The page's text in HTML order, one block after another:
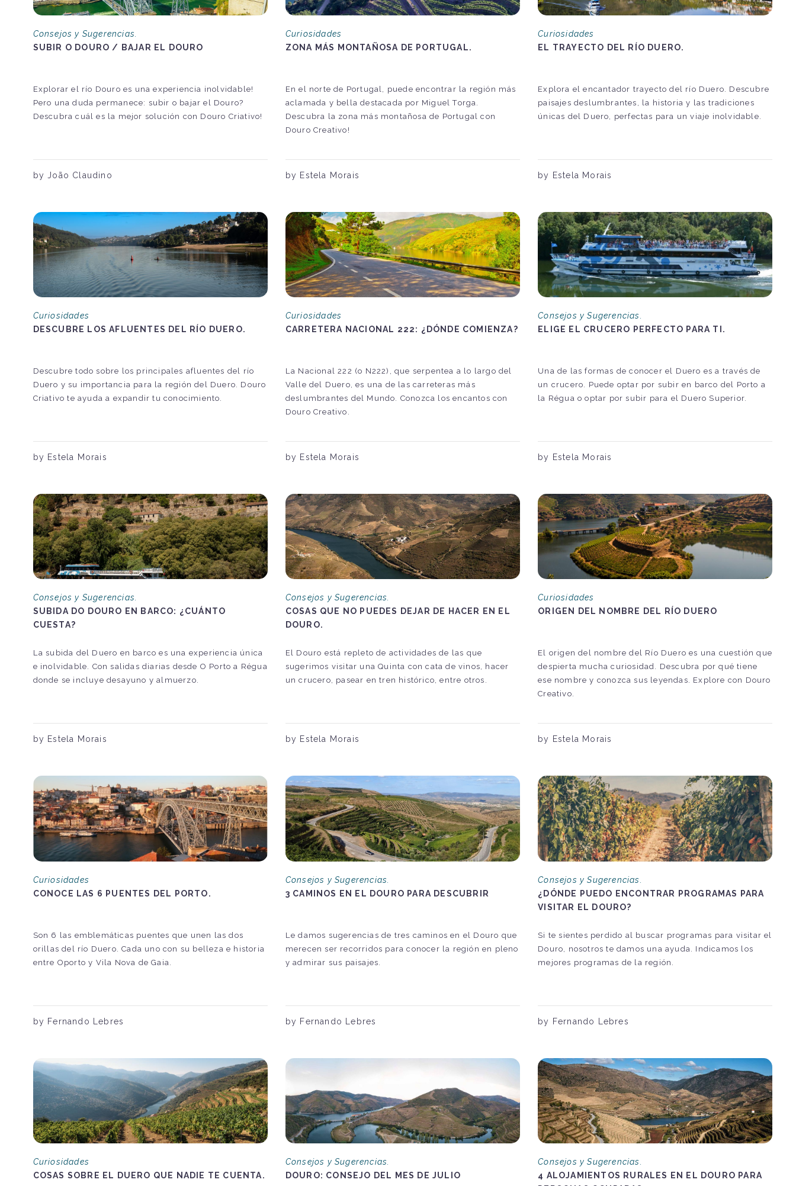
Consejos y Sugerencias.
SUBIR O DOURO / BAJAR EL DOURO
Explorar el río Douro es una experiencia inolvidable!
Pero una duda permanece: subir o bajar el Douro?
Descubra cuál es la mejor solución con Douro Criativo!
by João Claudino
Curiosidades
ZONA MÁS MONTAÑOSA DE PORTUGAL.
En el norte de Portugal, puede encontrar la región más
aclamada y bella destacada por Miguel Torga.
Descubra la zona más montañosa de Portugal con
Douro Creativo!
by Estela Morais
Curiosidades
EL TRAYECTO DEL RÍO DUERO.
Explora el encantador trayecto del río Duero. Descubre
paisajes deslumbrantes, la historia y las tradiciones
únicas del Duero, perfectas para un viaje inolvidable.
by Estela Morais
Curiosidades
DESCUBRE LOS AFLUENTES DEL RÍO DUERO.
Descubre todo sobre los principales afluentes del río
Duero y su importancia para la región del Duero. Douro
Criativo te ayuda a expandir tu conocimiento.
by Estela Morais
Curiosidades
CARRETERA NACIONAL 222: ¿DÓNDE COMIENZA?
La Nacional 222 (o N222), que serpentea a lo largo del
Valle del Duero, es una de las carreteras más
deslumbrantes del Mundo. Conozca los encantos con
Douro Creativo.
by Estela Morais
Consejos y Sugerencias.
ELIGE EL CRUCERO PERFECTO PARA TI.
Una de las formas de conocer el Duero es a través de
un crucero. Puede optar por subir en barco del Porto a
la Régua o optar por subir para el Duero Superior.
by Estela Morais
Consejos y Sugerencias.
SUBIDA DO DOURO EN BARCO: ¿CUÁNTO
CUESTA?
La subida del Duero en barco es una experiencia única
e inolvidable. Con salidas diarias desde O Porto a Régua
donde se incluye desayuno y almuerzo.
by Estela Morais
Consejos y Sugerencias.
COSAS QUE NO PUEDES DEJAR DE HACER EN EL
DOURO.
El Douro está repleto de actividades de las que
sugerimos visitar una Quinta con cata de vinos, hacer
un crucero, pasear en tren histórico, entre otros.
by Estela Morais
Curiosidades
ORIGEN DEL NOMBRE DEL RÍO DUERO
El origen del nombre del Río Duero es una cuestión que
despierta mucha curiosidad. Descubra por qué tiene
ese nombre y conozca sus leyendas. Explore con Douro
Creativo.
by Estela Morais
Curiosidades
CONOCE LAS 6 PUENTES DEL PORTO.
Son 6 las emblemáticas puentes que unen las dos
orillas del río Duero. Cada uno con su belleza e historia
entre Oporto y Vila Nova de Gaia.
by Fernando Lebres
Consejos y Sugerencias.
3 CAMINOS EN EL DOURO PARA DESCUBRIR
Le damos sugerencias de tres caminos en el Douro que
merecen ser recorridos para conocer la región en pleno
y admirar sus paisajes.
by Fernando Lebres
Consejos y Sugerencias.
¿DÓNDE PUEDO ENCONTRAR PROGRAMAS PARA
VISITAR EL DOURO?
Si te sientes perdido al buscar programas para visitar el
Douro, nosotros te damos una ayuda. Indicamos los
mejores programas de la región.
by Fernando Lebres
Curiosidades
COSAS SOBRE EL DUERO QUE NADIE TE CUENTA.
Consejos y Sugerencias.
DOURO: CONSEJO DEL MES DE JULIO
Consejos y Sugerencias.
4 ALOJAMIENTOS RURALES EN EL DOURO PARA